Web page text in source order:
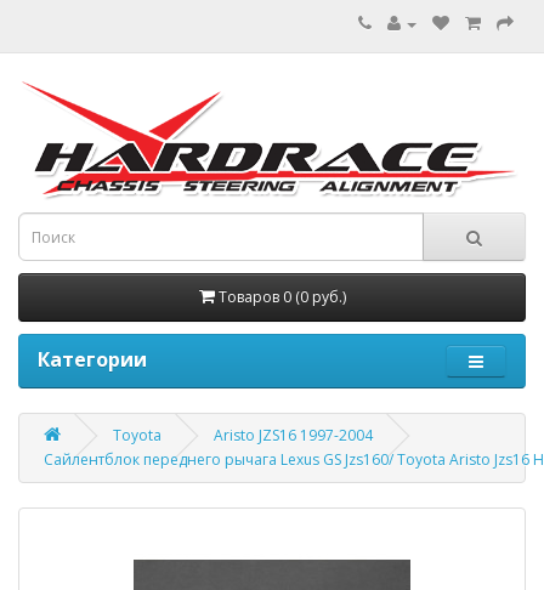
Товаров 0 (0 руб.)
Категории
Toyota
Aristo JZS16 1997-2004
Сайлентблок переднего рычага Lexus GS Jzs160/ Toyota Aristo Jzs16